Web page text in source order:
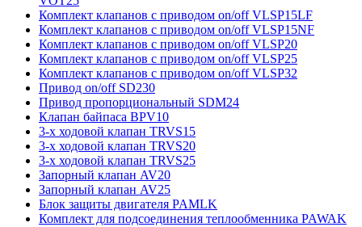
Комплект клапанов с приводом on/off VLSP15LF
Комплект клапанов с приводом on/off VLSP15NF
Комплект клапанов с приводом on/off VLSP20
Комплект клапанов с приводом on/off VLSP25
Комплект клапанов с приводом on/off VLSP32
Привод on/off SD230
Привод пропорциональный SDM24
Клапан байпаса BPV10
3-х ходовой клапан TRVS15
3-х ходовой клапан TRVS20
3-х ходовой клапан TRVS25
Запорный клапан AV20
Запорный клапан AV25
Блок защиты двигателя PAMLK
Комплект для подсоединения теплообменника PAWAK